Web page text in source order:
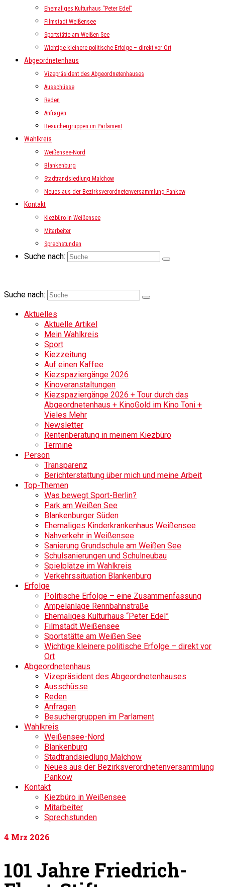
Ehemaliges Kulturhaus “Peter Edel”
Filmstadt Weißensee
Sportstätte am Weißen See
Wichtige kleinere politische Erfolge – direkt vor Ort
Abgeordnetenhaus
Vizepräsident des Abgeordnetenhauses
Ausschüsse
Reden
Anfragen
Besuchergruppen im Parlament
Wahlkreis
Weißensee-Nord
Blankenburg
Stadtrandsiedlung Malchow
Neues aus der Bezirksverordnetenversammlung Pankow
Kontakt
Kiezbüro in Weißensee
Mitarbeiter
Sprechstunden
Suche nach:
Suche nach:
Aktuelles
Aktuelle Artikel
Mein Wahlkreis
Sport
Kiezzeitung
Auf einen Kaffee
Kiezspaziergänge 2026
Kinoveranstaltungen
Kiezspaziergänge 2026 + Tour durch das
Abgeordnetenhaus + KinoGold im Kino Toni +
Vieles Mehr
Newsletter
Rentenberatung in meinem Kiezbüro
Termine
Person
Transparenz
Berichterstattung über mich und meine Arbeit
Top-Themen
Was bewegt Sport-Berlin?
Park am Weißen See
Blankenburger Süden
Ehemaliges Kinderkrankenhaus Weißensee
Nahverkehr in Weißensee
Sanierung Grundschule am Weißen See
Schulsanierungen und Schulneubau
Spielplätze im Wahlkreis
Verkehrssituation Blankenburg
Erfolge
Politische Erfolge – eine Zusammenfassung
Ampelanlage Rennbahnstraße
Ehemaliges Kulturhaus “Peter Edel”
Filmstadt Weißensee
Sportstätte am Weißen See
Wichtige kleinere politische Erfolge – direkt vor
Ort
Abgeordnetenhaus
Vizepräsident des Abgeordnetenhauses
Ausschüsse
Reden
Anfragen
Besuchergruppen im Parlament
Wahlkreis
Weißensee-Nord
Blankenburg
Stadtrandsiedlung Malchow
Neues aus der Bezirksverordnetenversammlung
Pankow
Kontakt
Kiezbüro in Weißensee
Mitarbeiter
Sprechstunden
4 Mrz 2026
101 Jahre Friedrich-